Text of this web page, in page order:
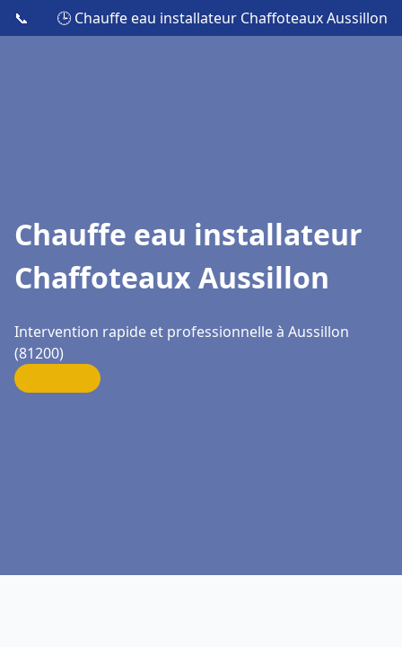
📞 🕒 Chauffe eau installateur Chaffoteaux Aussillon
Chauffe eau installateur
Chaffoteaux Aussillon
Intervention rapide et professionnelle à Aussillon
(81200)